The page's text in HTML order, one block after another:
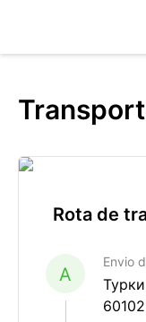
Rota de
A
Envio